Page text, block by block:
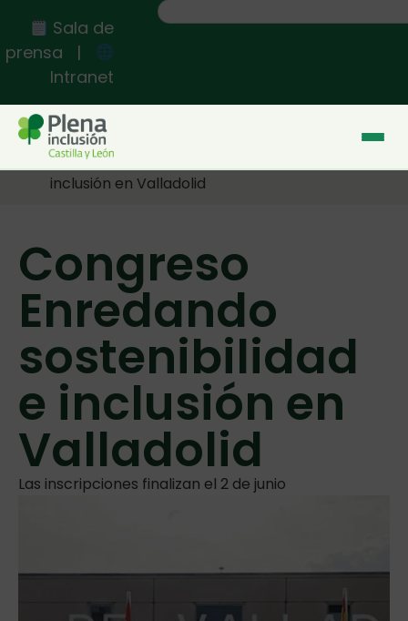
Sala de
prensa |
Intranet
Inicio >> Congreso Enredando sostenibilidad e
inclusión en Valladolid
Congreso
Enredando
sostenibilidad
e inclusión en
Valladolid
Las inscripciones finalizan el 2 de junio